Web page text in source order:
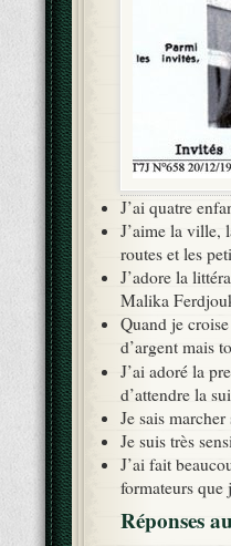
J’ai quatre
J’aime la ville,
routes et les
J’adore la
Malika
Quand je
d’argent mais
J’ai adoré la
d’attendre la
Je sais
Je suis très
J’ai fait
formateurs que
Réponses